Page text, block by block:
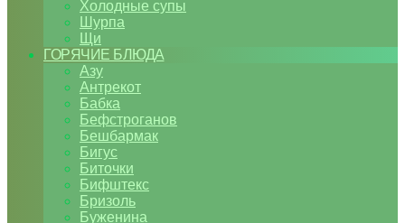
Холодные супы
Шурпа
Щи
ГОРЯЧИЕ БЛЮДА
Азу
Антрекот
Бабка
Бефстроганов
Бешбармак
Бигус
Биточки
Бифштекс
Бризоль
Буженина